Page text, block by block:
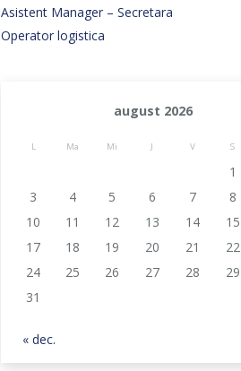
Asistent Manager – Secretara
Operator logistica
august 2026
L Ma Mi J V S
1
3
4 5 6 7 8
10
11 12 13 14 15
17
18 19 20 21 22
24
25 26 27 28 29
31
« dec.